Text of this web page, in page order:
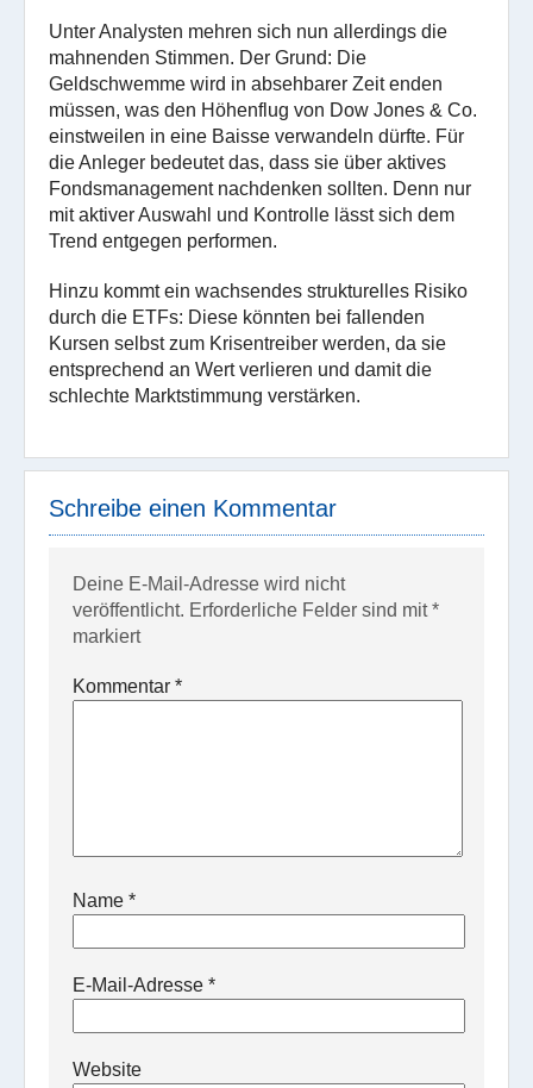
Unter Analysten mehren sich nun allerdings die
mahnenden Stimmen. Der Grund: Die
Geldschwemme wird in absehbarer Zeit enden
müssen, was den Höhenflug von Dow Jones & Co.
einstweilen in eine Baisse verwandeln dürfte. Für
die Anleger bedeutet das, dass sie über aktives
Fondsmanagement nachdenken sollten. Denn nur
mit aktiver Auswahl und Kontrolle lässt sich dem
Trend entgegen performen.
Hinzu kommt ein wachsendes strukturelles Risiko
durch die ETFs: Diese könnten bei fallenden
Kursen selbst zum Krisentreiber werden, da sie
entsprechend an Wert verlieren und damit die
schlechte Marktstimmung verstärken.
Schreibe einen Kommentar
Deine E-Mail-Adresse wird nicht
veröffentlicht. Erforderliche Felder sind mit*
markiert
Kommentar *
Name *
E-Mail-Adresse *
Website